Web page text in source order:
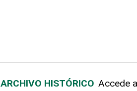
ARCHIVO HISTÓRICO Accede